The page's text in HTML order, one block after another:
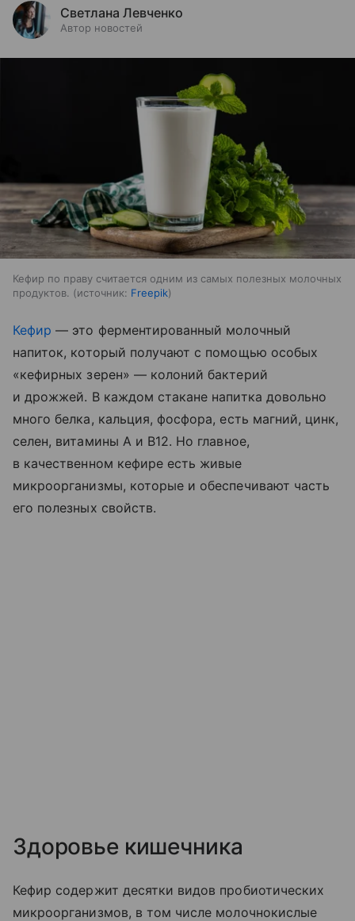
Светлана Левченко
Автор новостей
Кефир по праву считается одним из самых полезных молочных
продуктов.
источник: Freepik
Кефир — это ферментированный молочный
напиток, который получают с помощью особых
«кефирных зерен» — колоний бактерий
и дрожжей. В каждом стакане напитка довольно
много белка, кальция, фосфора, есть магний, цинк,
селен, витамины A и B12. Но главное,
в качественном кефире есть живые
микроорганизмы, которые и обеспечивают часть
его полезных свойств.
Здоровье кишечника
Кефир содержит десятки видов пробиотических
микроорганизмов, в том числе молочнокислые